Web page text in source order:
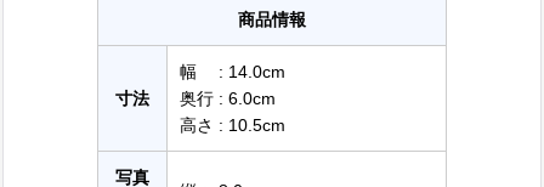
商品情報
寸法
幅 : 14.0cm
奥行 : 6.0cm
高さ : 10.5cm
写真